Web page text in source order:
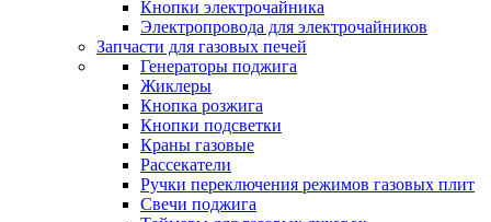
Кнопки электрочайника
Электропровода для электрочайников
Запчасти для газовых печей
Генераторы поджига
Жиклеры
Кнопка розжига
Кнопки подсветки
Краны газовые
Рассекатели
Ручки переключения режимов газовых плит
Свечи поджига